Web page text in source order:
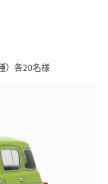
）各20名様